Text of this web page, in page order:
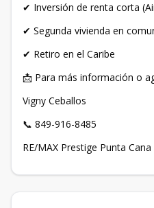
✔ Inversión de renta corta
✔ Segunda vivienda en
✔ Retiro en el Caribe
📩 Para más información o
Vigny Ceballos
📞 849-916-8485
RE/MAX Prestige Punta Cana